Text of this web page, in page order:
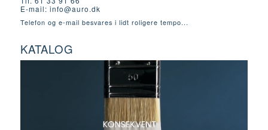
E-mail: info@auro.dk
Telefon og e-mail besvares i lidt roligere tempo...
KATALOG